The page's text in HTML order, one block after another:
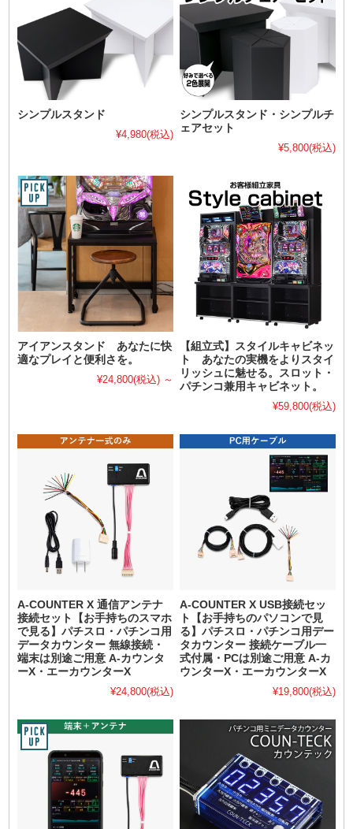
シンプルスタンド
¥4,980(税込)
シンプルスタンド・シンプルチ
ェアセット
¥5,800(税込)
アイアンスタンド あなたに快
適なプレイと便利さを。
¥24,800(税込) ～
【組立式】スタイルキャビネッ
ト あなたの実機をよりスタイ
リッシュに魅せる。スロット・
パチンコ兼用キャビネット。
¥59,800(税込)
A-COUNTER X 通信アンテナ
接続セット【お手持ちのスマホ
で見る】パチスロ・パチンコ用
データカウンター 無線接続・
端末は別途ご用意 A-カウンタ
ーX・エーカウンターX
¥24,800(税込)
A-COUNTER X USB接続セッ
ト【お手持ちのパソコンで見
る】パチスロ・パチンコ用デー
タカウンター 接続ケーブル一
式付属・PCは別途ご用意 A-カ
ウンターX・エーカウンターX
¥19,800(税込)